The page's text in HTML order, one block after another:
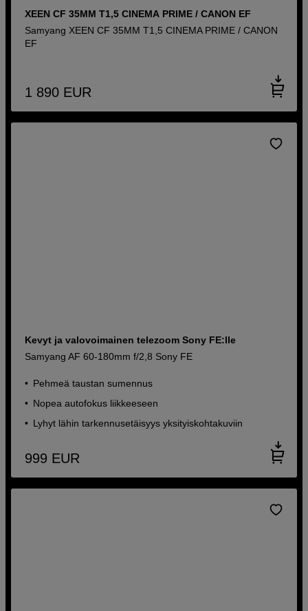
XEEN CF 35MM T1,5 CINEMA PRIME / CANON EF
Samyang XEEN CF 35MM T1,5 CINEMA PRIME / CANON
EF
1 890 EUR
Kevyt ja valovoimainen telezoom Sony FE:lle
Samyang AF 60-180mm f/2,8 Sony FE
Pehmeä taustan sumennus
Nopea autofokus liikkeeseen
Lyhyt lähin tarkennusetäisyys yksityiskohtakuviin
999 EUR